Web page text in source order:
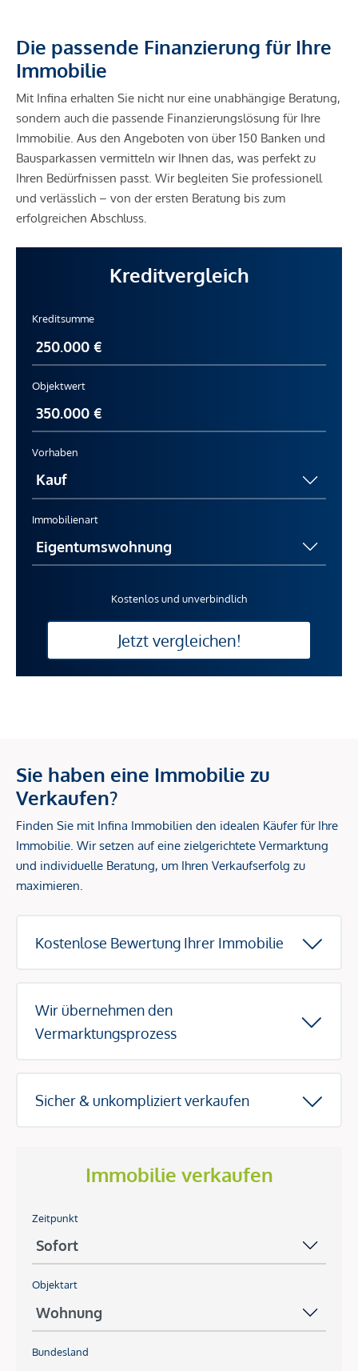
Die passende Finanzierung für Ihre
Immobilie
Mit Infina erhalten Sie nicht nur eine unabhängige Beratung,
sondern auch die passende Finanzierungslösung für Ihre
Immobilie. Aus den Angeboten von über 150 Banken und
Bausparkassen vermitteln wir Ihnen das, was perfekt zu
Ihren Bedürfnissen passt. Wir begleiten Sie professionell
und verlässlich – von der ersten Beratung bis zum
erfolgreichen Abschluss.
Kreditvergleich
Kreditsumme
Objektwert
Vorhaben
Immobilienart
Kostenlos und unverbindlich
Jetzt vergleichen!
Sie haben eine Immobilie zu
Verkaufen?
Finden Sie mit Infina Immobilien den idealen Käufer für Ihre
Immobilie. Wir setzen auf eine zielgerichtete Vermarktung
und individuelle Beratung, um Ihren Verkaufserfolg zu
maximieren.
Kostenlose Bewertung Ihrer Immobilie
Wir übernehmen den
Vermarktungsprozess
Sicher & unkompliziert verkaufen
Immobilie verkaufen
Zeitpunkt
Objektart
Bundesland